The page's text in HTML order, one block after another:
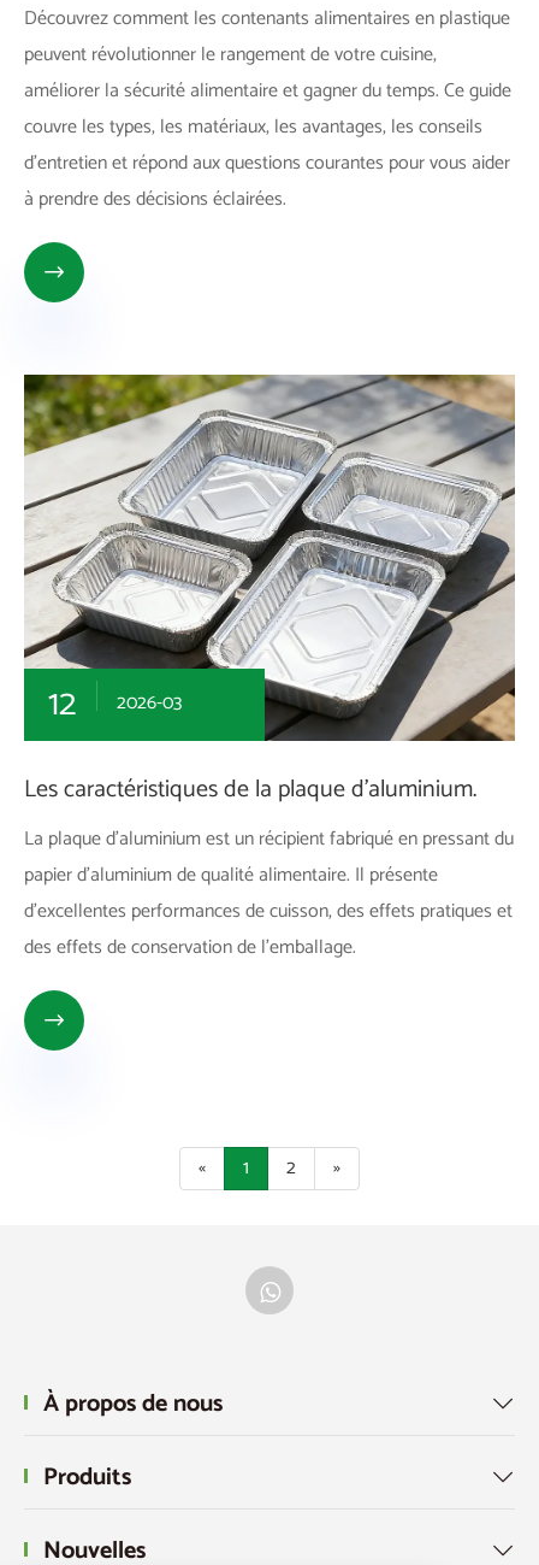
Découvrez comment les contenants alimentaires en plastique
peuvent révolutionner le rangement de votre cuisine,
améliorer la sécurité alimentaire et gagner du temps. Ce guide
couvre les types, les matériaux, les avantages, les conseils
d'entretien et répond aux questions courantes pour vous aider
à prendre des décisions éclairées.

12 2026-03
Les caractéristiques de la plaque d'aluminium.
La plaque d'aluminium est un récipient fabriqué en pressant du
papier d'aluminium de qualité alimentaire. Il présente
d'excellentes performances de cuisson, des effets pratiques et
des effets de conservation de l'emballage.

« 1 2 »
À propos de nous 
Produits 
Nouvelles 